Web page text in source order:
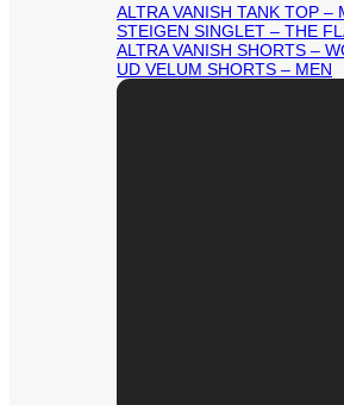
ALTRA VANISH TANK TOP –
STEIGEN SINGLET – THE
ALTRA VANISH SHORTS –
UD VELUM SHORTS – MEN